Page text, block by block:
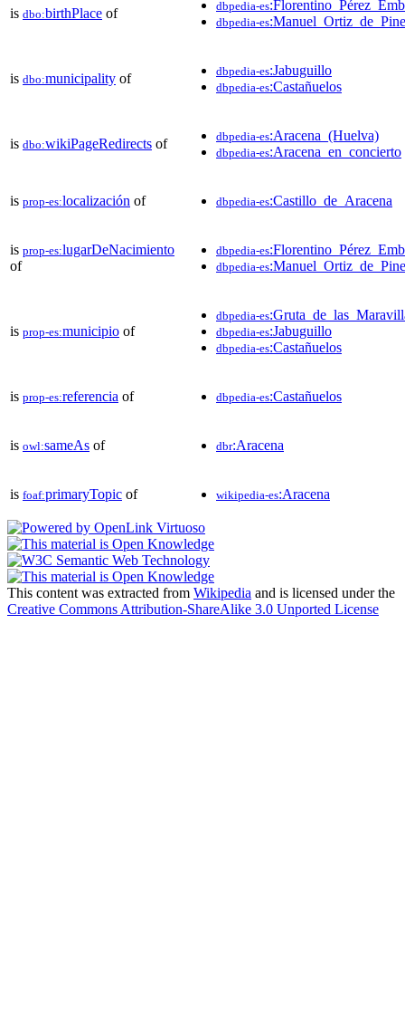
is dbo:birthPlace of dbpedia-es
dbpedia-es
is dbo:municipality of dbpedia-es:Jabuguillo
dbpedia-es:Castañuelos
is dbo:wikiPageRedirects of dbpedia-es:Aracena_(Huelva)
dbpedia-es:Aracena_en_concierto
is prop-es:localización of dbpedia-es:Castillo_de_Aracena
is prop-es:lugarDeNacimiento
of
dbpedia-es
dbpedia-es
is prop-es:municipio of
dbpedia-es
dbpedia-es:Jabuguillo
dbpedia-es:Castañuelos
is prop-es:referencia of dbpedia-es:Castañuelos
is owl:sameAs of dbr:Aracena
is foaf:primaryTopic of wikipedia-es:Aracena
This content was extracted from Wikipedia and is licensed under the
Creative Commons Attribution-ShareAlike 3.0 Unported License